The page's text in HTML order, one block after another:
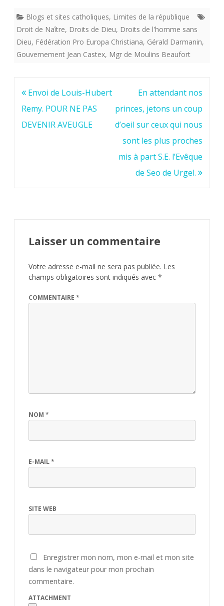
Blogs et sites catholiques, Limites de la république
Droit de Naître, Droits de Dieu, Droits de l'homme sans
Dieu, Fédération Pro Europa Christiana, Gérald Darmanin,
Gouvernement Jean Castex, Mgr de Moulins Beaufort
Navigation
de
l’article
Envoi de Louis-Hubert
Remy. POUR NE PAS
DEVENIR AVEUGLE
En attendant nos
princes, jetons un coup
d’oeil sur ceux qui nous
sont les plus proches
mis à part S.E. l’Evêque
de Seo de Urgel.
Laisser un commentaire
Votre adresse e-mail ne sera pas publiée. Les
champs obligatoires sont indiqués avec *
COMMENTAIRE *
NOM *
E-MAIL*
SITE WEB
Enregistrer mon nom, mon e-mail et mon site
dans le navigateur pour mon prochain
commentaire.
ATTACHMENT